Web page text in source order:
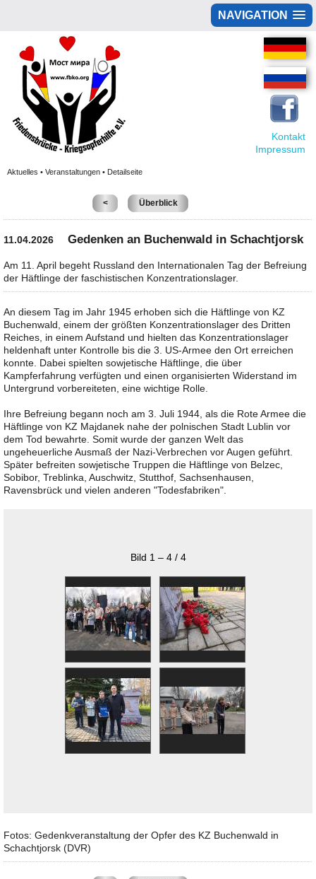
NAVIGATION
Kontakt
Impressum
Aktuelles • Veranstaltungen • Detailseite
< Überblick
11.04.2026 Gedenken an Buchenwald in Schachtjorsk
Am 11. April begeht Russland den Internationalen Tag der Befreiung
der Häftlinge der faschistischen Konzentrationslager.
An diesem Tag im Jahr 1945 erhoben sich die Häftlinge von KZ
Buchenwald, einem der größten Konzentrationslager des Dritten
Reiches, in einem Aufstand und hielten das Konzentrationslager
heldenhaft unter Kontrolle bis die 3. US-Armee den Ort erreichen
konnte. Dabei spielten sowjetische Häftlinge, die über
Kampferfahrung verfügten und einen organisierten Widerstand im
Untergrund vorbereiteten, eine wichtige Rolle.
Ihre Befreiung begann noch am 3. Juli 1944, als die Rote Armee die
Häftlinge von KZ Majdanek nahe der polnischen Stadt Lublin vor
dem Tod bewahrte. Somit wurde der ganzen Welt das
ungeheuerliche Ausmaß der Nazi-Verbrechen vor Augen geführt.
Später befreiten sowjetische Truppen die Häftlinge von Belzec,
Sobibor, Treblinka, Auschwitz, Stutthof, Sachsenhausen,
Ravensbrück und vielen anderen "Todesfabriken".
Fotos: Gedenkveranstaltung der Opfer des KZ Buchenwald in
Schachtjorsk (DVR)